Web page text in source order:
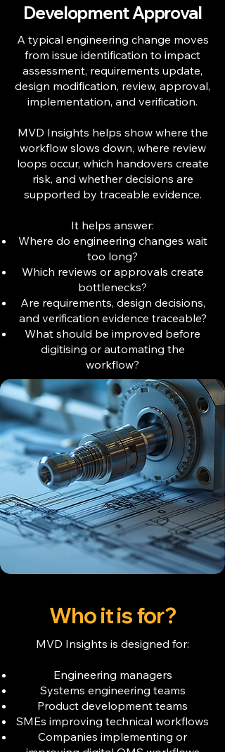
Development Approval
A typical engineering change moves
from issue identification to impact
assessment, requirements update,
design modification, review, approval,
implementation, and verification.
MVD Insights helps show where the
workflow slows down, where review
loops occur, which handovers create
risk, and whether decisions are
supported by traceable evidence.
It helps answer:
Where do engineering changes wait
too long?
Which reviews or approvals create
bottlenecks?
Are requirements, design decisions,
and verification evidence traceable?
What should be improved before
digitising or automating the
workflow?
Who it is for?
MVD Insights is designed for:
Engineering managers
Systems engineering teams
Product development teams
SMEs improving technical workflows
Companies implementing or